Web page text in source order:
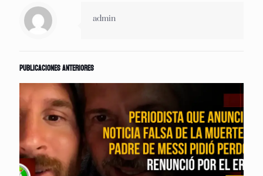
admin
Publicaciones anteriores